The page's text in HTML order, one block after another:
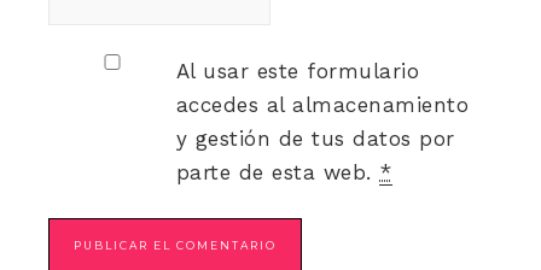
Al usar este formulario
accedes al almacenamiento
y gestión de tus datos por
parte de esta web. *